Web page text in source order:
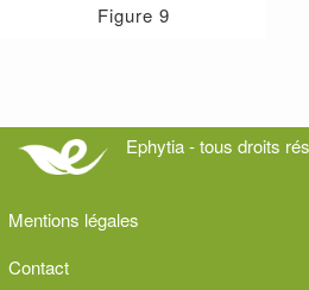
Figure 9
Ephytia - tous droits
Mentions légales
Contact